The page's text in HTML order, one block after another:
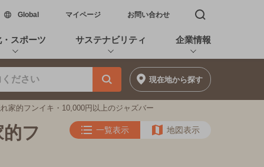
Global新しいウィンドウで開く
マイページ お問い合わせ 検索窓を開く
スポーツ サステナビリティ 企業情報
現在地から探す
家的フンイキ・10,000円以上のジャズバー
フ
一覧表示 地図表示